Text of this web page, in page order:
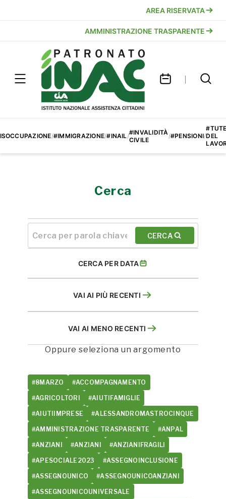
AREA RISERVATA
AMMINISTRAZIONE TRASPARENTE
/#IMMIGRAZIONE/#INAIL/#INVALIDITÀ
CIVILE
/#PENSIONI/DEL
Cerca
CERCA
CERCA PER DATA
VAI AI PIÙ RECENTI
VAI AI MENO RECENTI
Oppure seleziona un argomento
#8MARZO #ACCOMPAGNAMENTO
#AGRICOLTORI #AIUTIFAMIGLIE
#AIUTIIMPRESE #ALESSANDROMASTROCINQUE
#AMMINISTRAZIONE TRASPARENTE #ANPAL
#ANZIANI #ANZIANI #ANZIANIFRAGILI
#APESOCIALE2023 #ASSEGNOINCLUSIONE
#ASSEGNOUNICO #ASSEGNOUNICOANZIANI
#ASSEGNOUNICOUNIVERSALE